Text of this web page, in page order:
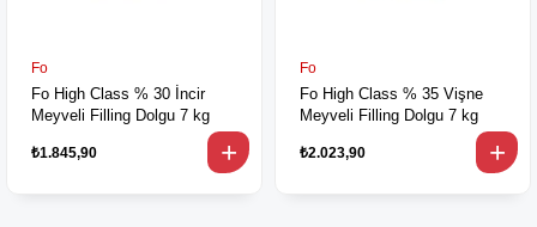
Fo
Fo High Class % 30 İncir
Meyveli Filling Dolgu 7 kg
₺1.845,90
Fo
Fo High Class % 35 Vişne
Meyveli Filling Dolgu 7 kg
₺2.023,90